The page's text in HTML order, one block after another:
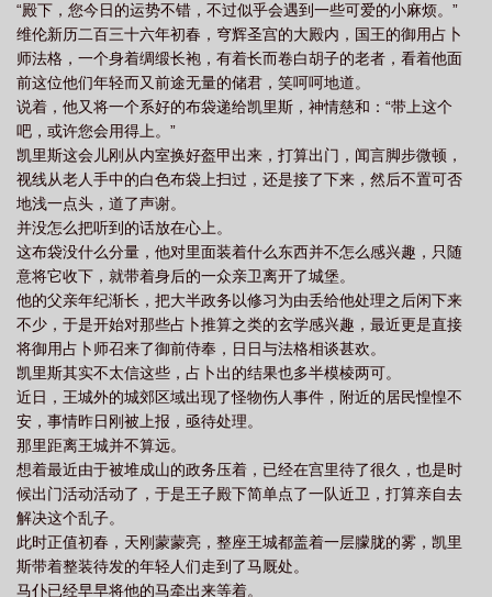
顿了顿，他垂眼走上前。男孩被他吓得一惊，匆匆忙忙回头看他。
碧绿色的眼睛，很漂亮。是只小龙。凯里斯眯了眯眼。小龙却愣愣
地看着他，呆了呆，然后面上慢慢染上了一层红晕。“你……你是我
的公主吗？”小龙扭扭捏捏地问他。凯里斯：“……？”*米安对自己在
城堡里的生活很满意。他的公主是他见过的最好看的人类，虽然有
时候冷冰冰的，但是对他特别好，会带他出去玩，吃各种各样的好
吃的……所以在知道凯里斯其实不是他的公主的时候，米安真的很
生气。在一个月黑风高的夜晚，米安悄悄从城堡里溜了出来，打算
去找自己真正的公主。数日后醒来，他却发现自己正躺在一张有些
熟悉的，精致华贵的大床上。前些天他还在这张床上看书，睡觉，
肆无忌惮地滚来滚去。但是现在，他的双脚被绑了两根细细的铁链
连接床柱，无论怎样都无法挣脱。正有些惊慌失措，房门打开，凯
里斯走了进来。他平日里平静无波的眼底，此刻却染上了一层说不
清道不明的阴翳。米安下意识后退了一步。凯里斯上前，抬了抬他
的下巴，冷声道：“你不打算对我负责了？”——————迷迷糊糊小
白龙x高冷bking王子双洁主受1v1大概不会很长，调剂心情的西幻童
话风小甜文w【阅读指南/排雷】：＊以防万一：公主这个称谓只是
小龙太笨认错了才这么以为的，请不要称攻为公主，也没有任何公
主塑，攻是很1的王子嬷不了一点，如果有这种类型的评论出现会删
评（严肃）＊本文的写作目的就是想写一只笨笨的可爱小龙和王子
之间的故事，不适合觉得受必须被描写得非常强悍才合理的读者
w（前期体弱是伏笔）＊受有一两章女装情节
“殿下，您今日的运势不错，不过似乎会遇到一些可爱的小麻烦。”
维伦新历二百三十六年初春，穹辉圣宫的大殿内，国王的御用占卜
师法格，一个身着绸缎长袍，有着长而卷白胡子的老者，看着他面
前这位他们年轻而又前途无量的储君，笑呵呵地道。
说着，他又将一个系好的布袋递给凯里斯，神情慈和：“带上这个
吧，或许您会用得上。”
凯里斯这会儿刚从内室换好盔甲出来，打算出门，闻言脚步微顿，
视线从老人手中的白色布袋上扫过，还是接了下来，然后不置可否
地浅一点头，道了声谢。
并没怎么把听到的话放在心上。
这布袋没什么分量，他对里面装着什么东西并不怎么感兴趣，只随
意将它收下，就带着身后的一众亲卫离开了城堡。
他的父亲年纪渐长，把大半政务以修习为由丢给他处理之后闲下来
不少，于是开始对那些占卜推算之类的玄学感兴趣，最近更是直接
将御用占卜师召来了御前侍奉，日日与法格相谈甚欢。
凯里斯其实不太信这些，占卜出的结果也多半模棱两可。
近日，王城外的城郊区域出现了怪物伤人事件，附近的居民惶惶不
安，事情昨日刚被上报，亟待处理。
那里距离王城并不算远。
想着最近由于被堆成山的政务压着，已经在宫里待了很久，也是时
候出门活动活动了，于是王子殿下简单点了一队近卫，打算亲自去
解决这个乱子。
此时正值初春，天刚蒙蒙亮，整座王城都盖着一层朦胧的雾，凯里
斯带着整装待发的年轻人们走到了马厩处。
马仆已经早早将他的马牵出来等着。